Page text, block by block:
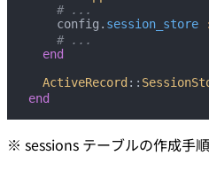
    # ...
    config.
session_store :
    # ...
  end
  ActiveRecord
::
end
※ sessions テーブルの作成手